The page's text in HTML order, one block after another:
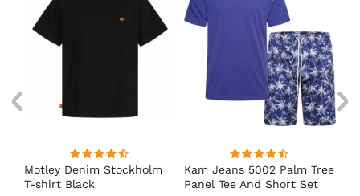
Motley Denim Stockholm
T-shirt Black
Kam Jeans 5002 Palm Tree
Panel Tee And Short Set